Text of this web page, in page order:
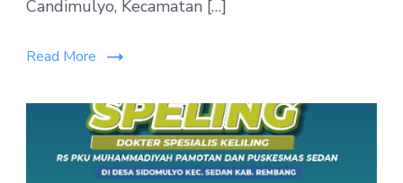
Candimulyo, Kecamatan […]
Read More